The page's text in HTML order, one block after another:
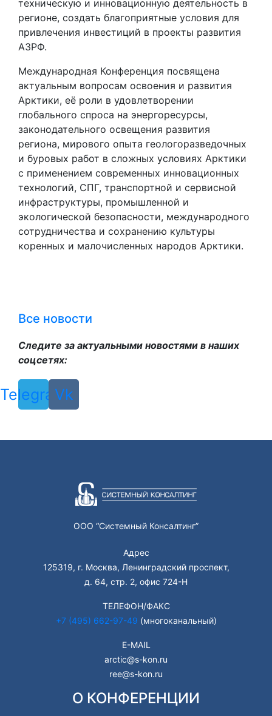
техническую и инновационную деятельность в
регионе, создать благоприятные условия для
привлечения инвестиций в проекты развития
АЗРФ.
Международная Конференция посвящена
актуальным вопросам освоения и развития
Арктики, её роли в удовлетворении
глобального спроса на энергоресурсы,
законодательного освещения развития
региона, мирового опыта геологоразведочных
и буровых работ в сложных условиях Арктики
с применением современных инновационных
технологий, СПГ, транспортной и сервисной
инфраструктуры, промышленной и
экологической безопасности, международного
сотрудничества и сохранению культуры
коренных и малочисленных народов Арктики.
Все новости
Следите за актуальными новостями в наших
соцсетях:
Telegram
Vk
ООО “Системный Консалтинг”
Адрес
125319, г. Москва, Ленинградский проспект,
д. 64, стр. 2, офис 724-Н
ТЕЛЕФОН/ФАКС
+7 (495) 662-97-49 (многоканальный)
E-MAIL
arctic@s-kon.ru
ree@s-kon.ru
О КОНФЕРЕНЦИИ